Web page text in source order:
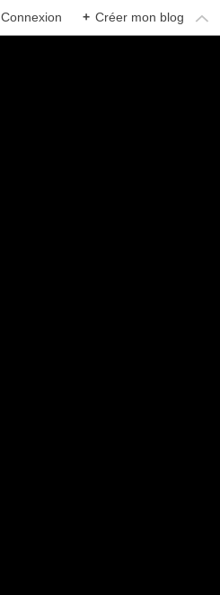
Connexion + Créer mon blog